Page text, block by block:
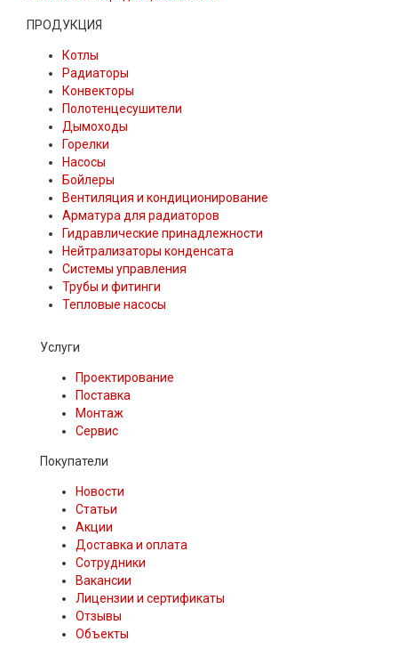
ПРОДУКЦИЯ
Котлы
Радиаторы
Конвекторы
Полотенцесушители
Дымоходы
Горелки
Насосы
Бойлеры
Вентиляция и кондиционирование
Арматура для радиаторов
Гидравлические принадлежности
Нейтрализаторы конденсата
Системы управления
Трубы и фитинги
Тепловые насосы
Услуги
Проектирование
Поставка
Монтаж
Сервис
Покупатели
Новости
Статьи
Акции
Доставка и оплата
Сотрудники
Вакансии
Лицензии и сертификаты
Отзывы
Объекты